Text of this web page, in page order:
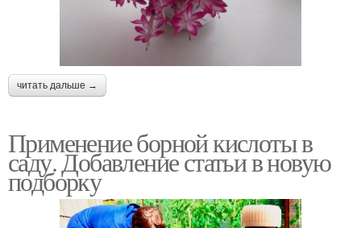
читать дальше →
Применение борной кислоты в
саду. Добавление статьи в новую
подборку